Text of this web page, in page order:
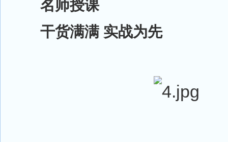
名师授课
干货满满 实战为先